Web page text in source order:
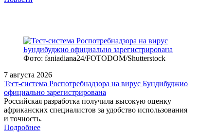
Фото: faniadiana24/FOTODOM/Shutterstock
7 августа 2026
Тест‑система Роспотребнадзора на вирус Бундибуджио
официально зарегистрирована
Российская разработка получила высокую оценку
африканских специалистов за удобство использования
и точность.
Подробнее